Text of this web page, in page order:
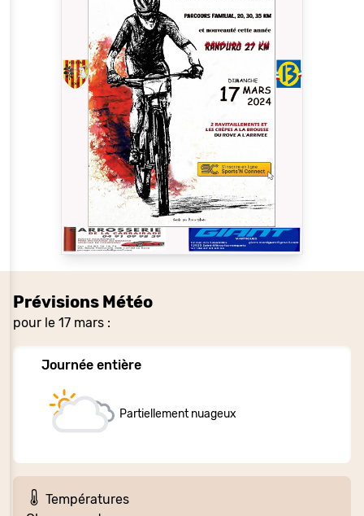
Prévisions Météo
pour le 17 mars :
Journée entière
Partiellement nuageux
Températures